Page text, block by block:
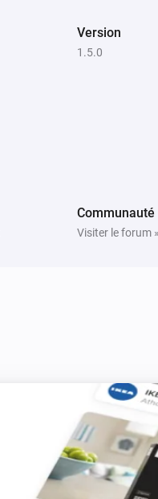
Version
1.5.0
Communauté
Visiter le forum »